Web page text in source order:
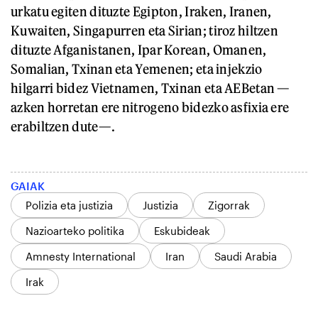
urkatu egiten dituzte Egipton, Iraken, Iranen,
Kuwaiten, Singapurren eta Sirian; tiroz hiltzen
dituzte Afganistanen, Ipar Korean, Omanen,
Somalian, Txinan eta Yemenen; eta injekzio
hilgarri bidez Vietnamen, Txinan eta AEBetan —
azken horretan ere nitrogeno bidezko asfixia ere
erabiltzen dute—.
GAIAK
Polizia eta justizia
Justizia
Zigorrak
Nazioarteko politika
Eskubideak
Amnesty International
Iran
Saudi Arabia
Irak